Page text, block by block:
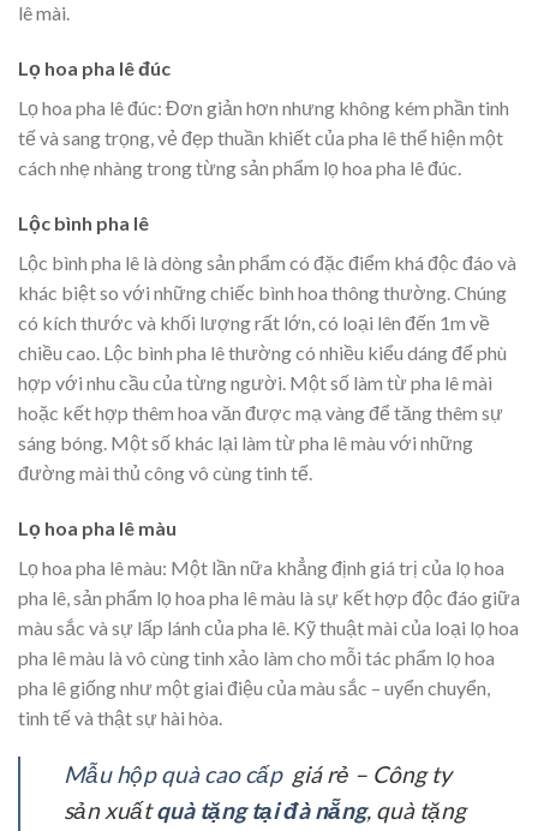
lê mài.
Lọ hoa pha lê đúc
Lọ hoa pha lê đúc: Đơn giản hơn nhưng không kém phần tinh
tế và sang trọng, vẻ đẹp thuần khiết của pha lê thể hiện một
cách nhẹ nhàng trong từng sản phẩm lọ hoa pha lê đúc.
Lộc bình pha lê
Lộc bình pha lê là dòng sản phẩm có đặc điểm khá độc đáo và
khác biệt so với những chiếc bình hoa thông thường. Chúng
có kích thước và khối lượng rất lớn, có loại lên đến 1m về
chiều cao. Lộc bình pha lê thường có nhiều kiểu dáng để phù
hợp với nhu cầu của từng người. Một số làm từ pha lê mài
hoặc kết hợp thêm hoa văn được mạ vàng để tăng thêm sự
sáng bóng. Một số khác lại làm từ pha lê màu với những
đường mài thủ công vô cùng tinh tế.
Lọ hoa pha lê màu
Lọ hoa pha lê màu: Một lần nữa khẳng định giá trị của lọ hoa
pha lê, sản phẩm lọ hoa pha lê màu là sự kết hợp độc đáo giữa
màu sắc và sự lấp lánh của pha lê. Kỹ thuật mài của loại lọ hoa
pha lê màu là vô cùng tinh xảo làm cho mỗi tác phẩm lọ hoa
pha lê giống như một giai điệu của màu sắc – uyển chuyển,
tinh tế và thật sự hài hòa.
Mẫu hộp quà cao cấpgiá rẻ – Công ty
sản xuấtquà tặng tại đà nẵng, quà tặng